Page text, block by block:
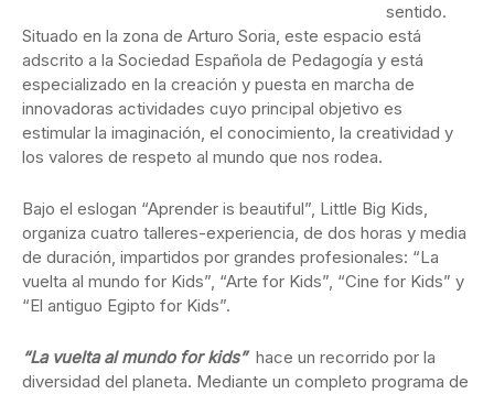
sentido.
Situado en la zona de Arturo Soria, este espacio está
adscrito a la Sociedad Española de Pedagogía y está
especializado en la creación y puesta en marcha de
innovadoras actividades cuyo principal objetivo es
estimular la imaginación, el conocimiento, la creatividad y
los valores de respeto al mundo que nos rodea.
Bajo el eslogan “Aprender is beautiful”, Little Big Kids,
organiza cuatro talleres-experiencia, de dos horas y media
de duración, impartidos por grandes profesionales: “La
vuelta al mundo for Kids”, “Arte for Kids”, “Cine for Kids” y
“El antiguo Egipto for Kids”.
“La vuelta al mundo for kids”hace un recorrido por la
diversidad del planeta. Mediante un completo programa de